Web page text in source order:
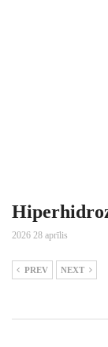
2026 28 aprīlis
PREV NEXT